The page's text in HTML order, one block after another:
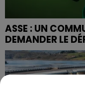
ASSE : UN
DEMANDER LE